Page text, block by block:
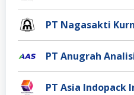
PT Nagasakti
PT Anugrah
PT Asia Indopack